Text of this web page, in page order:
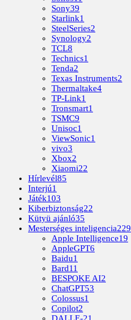
Sony39
Starlink1
SteelSeries2
Synology2
TCL8
Technics1
Tenda2
Texas Instruments2
Thermaltake4
TP-Link1
Tronsmart1
TSMC9
Unisoc1
ViewSonic1
vivo3
Xbox2
Xiaomi22
Hírlevél85
Interjú1
Játék103
Kiberbiztonság22
Kütyü ajánló35
Mesterséges inteligencia229
Apple Intelligence19
AppleGPT6
Baidu1
Bard11
BESPOKE AI2
ChatGPT53
Colossus1
Copilot2